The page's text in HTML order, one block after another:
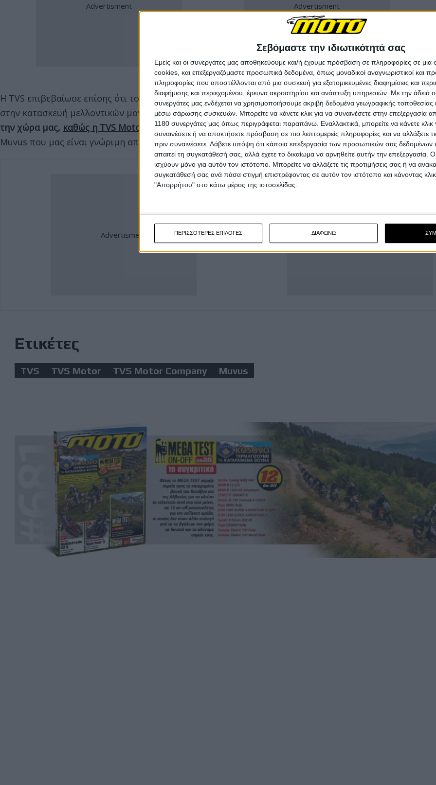
Σεβόμαστε την ιδιωτικότητά σας
Εμείς και οι συνεργάτες μας αποθηκεύουμε και/ή έχουμε πρόσβαση σε πληροφορίες σε
cookies, και επεξεργαζόμαστε προσωπικά δεδομένα, όπως μοναδικοί αναγνωριστικοί και
πληροφορίες που αποστέλλονται από μια συσκευή για εξατομικευμένες διαφημίσεις και
διαφήμισης και περιεχομένου, έρευνα ακροατηρίου και ανάπτυξη υπηρεσιών. Με την άδειά
συνεργάτες μας ενδέχεται να χρησιμοποιήσουμε ακριβή δεδομένα γεωγραφικής τοποθεσίας
μέσω σάρωσης συσκευών. Μπορείτε να κάνετε κλικ για να συναινέσετε στην επεξεργασία
1180 συνεργάτες μας όπως περιγράφεται παραπάνω. Εναλλακτικά, μπορείτε να κάνετε κλικ
συναινέσετε ή να αποκτήσετε πρόσβαση σε πιο λεπτομερείς πληροφορίες και να αλλάξετε
πριν συναινέσετε. Λάβετε υπόψη ότι κάποια επεξεργασία των προσωπικών σας δεδομένων
απαιτεί τη συγκατάθεσή σας, αλλά έχετε το δικαίωμα να αρνηθείτε αυτήν την επεξεργασία.
ισχύουν μόνο για αυτόν τον ιστότοπο. Μπορείτε να αλλάξετε τις προτιμήσεις σας ή να
συγκατάθεσή σας ανά πάσα στιγμή επιστρέφοντας σε αυτόν τον ιστότοπο και κάνοντας
"Απορρήτου" στο κάτω μέρος της ιστοσελίδας.
ΠΕΡΙΣΣΟΤΕΡΕΣ ΕΠΙΛΟΓΕΣ ΔΙΑΦΩΝΩ
Η TVS επιβεβαίωσε επίσης ότι το εργοστάσιό της στο Hosur θα διαδραματίσει σημαντικότερο ρόλο
στην κατασκευή μελλοντικών μοντέλων Norton για τις παγκόσμιες αγορές.Τα νέα αυτά αφορούν και
την χώρα μας, καθώς η TVS Motor έρχεται και στην Ελλάδακαι μάλιστα θα εκπροσωπείται από την
Muvus που μας είναι γνώριμη από την αντιπροσώπευση των CFMOTO, Royal Enfield και Letbe.
Ετικέτες
TVS TVS Motor TVS Motor Company Muvus